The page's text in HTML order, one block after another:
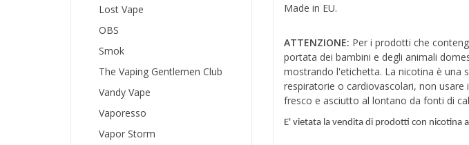
Lost Vape
OBS
Smok
The Vaping Gentlemen Club
Vandy Vape
Vaporesso
Vapor Storm
Made in EU.
ATTENZIONE: Per i prodotti che
portata dei bambini e degli animali
mostrando l'etichetta. La nicotina è una
respiratorie o cardiovascolari, non
fresco e asciutto al lontano da fonti di
E' vietata la vendita di prodotti con nicotina